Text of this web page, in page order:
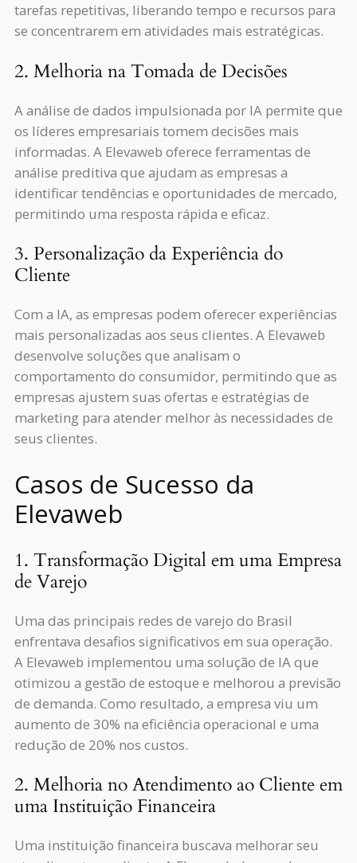
tarefas repetitivas, liberando tempo e recursos para
se concentrarem em atividades mais estratégicas.
2. Melhoria na Tomada de Decisões
A análise de dados impulsionada por IA permite que
os líderes empresariais tomem decisões mais
informadas. A Elevaweb oferece ferramentas de
análise preditiva que ajudam as empresas a
identificar tendências e oportunidades de mercado,
permitindo uma resposta rápida e eficaz.
3. Personalização da Experiência do
Cliente
Com a IA, as empresas podem oferecer experiências
mais personalizadas aos seus clientes. A Elevaweb
desenvolve soluções que analisam o
comportamento do consumidor, permitindo que as
empresas ajustem suas ofertas e estratégias de
marketing para atender melhor às necessidades de
seus clientes.
Casos de Sucesso da
Elevaweb
1. Transformação Digital em uma Empresa
de Varejo
Uma das principais redes de varejo do Brasil
enfrentava desafios significativos em sua operação.
A Elevaweb implementou uma solução de IA que
otimizou a gestão de estoque e melhorou a previsão
de demanda. Como resultado, a empresa viu um
aumento de 30% na eficiência operacional e uma
redução de 20% nos custos.
2. Melhoria no Atendimento ao Cliente em
uma Instituição Financeira
Uma instituição financeira buscava melhorar seu